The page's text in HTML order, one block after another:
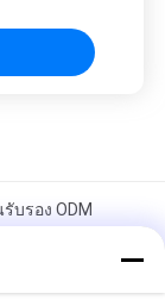
บรอง ODM
น้ำมันหอม